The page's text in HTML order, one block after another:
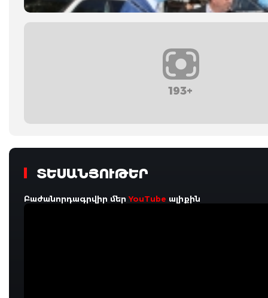
193+
ՏԵՍԱՆՅՈՒԹԵՐ
Բաժանորդագրվիր մերYouTube ալիքին